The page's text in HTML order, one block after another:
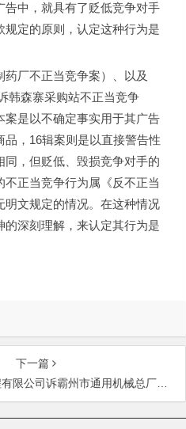
告中，就具有了贬低竞争对手
定的原则，认定这种行为是
厂不正当竞争案）、以及
韩森寨采购站不正当竞争
是以不确定事实用于其广告
，16辑案则是以直接警告性
，但贬低、毁损竞争对手的
正当竞争行为属《反不正当
文规定的情况。在这种情况
深刻理解，来认定其行为是
下一篇
通用机械总厂等违反保密义务为他人加工制作同类产